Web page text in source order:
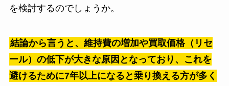
を検討するのでしょうか。
結論から言うと、維持費の増加や買取価格（リセ
ール）の低下が大きな原因となっており、これを
避けるために7年以上になると乗り換える方が多く